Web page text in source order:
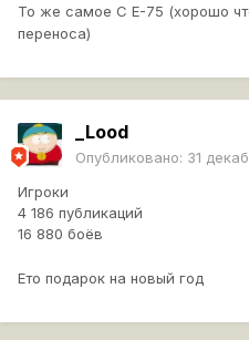
То же самое С Е-75 (хорошо
переноса)
_Lood
Опубликовано: 31
Игроки
4 186 публикаций
16 880 боёв
Ето подарок на новый год